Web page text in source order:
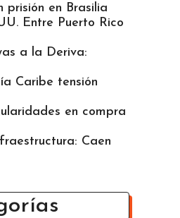
prisión en Brasilia
Entre Puerto Rico
a la Deriva:
Caribe tensión
en compra
Caen